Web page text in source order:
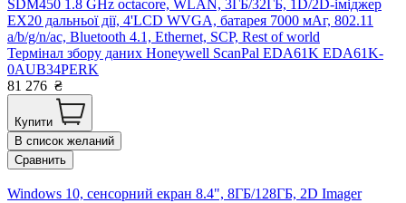
SDM450 1.8 GHz octacore, WLAN, 3ГБ/32ГБ, 1D/2D-іміджер
EX20 дальньої дії, 4'LCD WVGA, батарея 7000 мАг, 802.11
a/b/g/n/ac, Bluetooth 4.1, Ethernet, SCP, Rest of world
Термінал збору даних Honeywell ScanPal EDA61K EDA61K-
0AUB34PERK
81 276 ₴
Купити
В список желаний
Сравнить
Windows 10, сенсорний екран 8.4", 8ГБ/128ГБ, 2D Imager